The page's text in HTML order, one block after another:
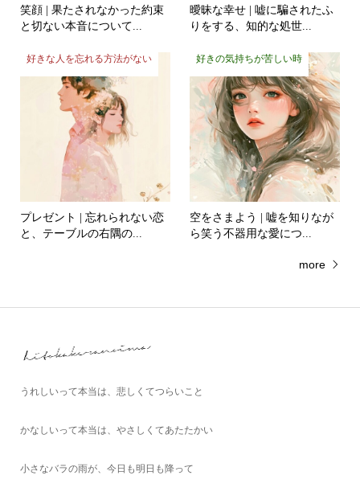
笑顔 | 果たされなかった約束
と切ない本音について...
曖昧な幸せ | 嘘に騙されたふ
りをする、知的な処世...
好きな人を忘れる方法がない
プレゼント | 忘れられない恋
と、テーブルの右隅の...
好きの気持ちが苦しい時
空をさまよう | 嘘を知りなが
ら笑う不器用な愛につ...
more
うれしいって本当は、悲しくてつらいこと
かなしいって本当は、やさしくてあたたかい
小さなバラの雨が、今日も明日も降って